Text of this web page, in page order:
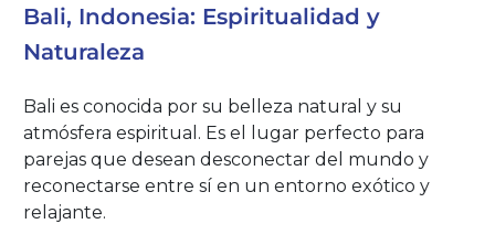
Bali, Indonesia: Espiritualidad y
Naturaleza
Bali es conocida por su belleza natural y su
atmósfera espiritual. Es el lugar perfecto para
parejas que desean desconectar del mundo y
reconectarse entre sí en un entorno exótico y
relajante.